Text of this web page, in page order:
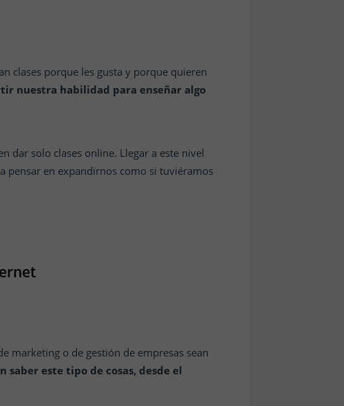
clases porque les gusta y porque quieren
nuestra habilidad para enseñar algo
dar solo clases online. Llegar a este nivel
pensar en expandirnos como si tuviéramos
marketing o de gestión de empresas sean
saber este tipo de cosas, desde el